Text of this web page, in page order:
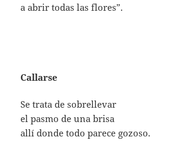
a abrir todas las flores”.
Callarse
Se trata de sobrellevar
el pasmo de una brisa
allí donde todo parece gozoso.